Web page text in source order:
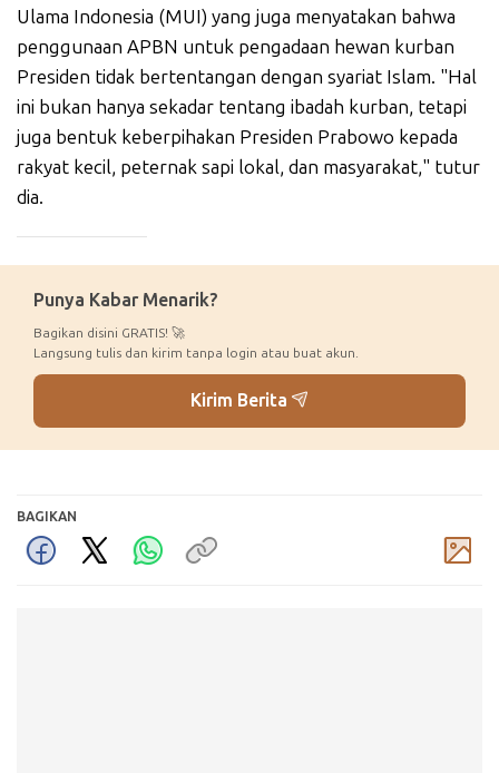
Ulama Indonesia (MUI) yang juga menyatakan bahwa
penggunaan APBN untuk pengadaan hewan kurban
Presiden tidak bertentangan dengan syariat Islam. "Hal
ini bukan hanya sekadar tentang ibadah kurban, tetapi
juga bentuk keberpihakan Presiden Prabowo kepada
rakyat kecil, peternak sapi lokal, dan masyarakat," tutur
dia.
Punya Kabar Menarik?
Bagikan disini GRATIS! 🚀
Langsung tulis dan kirim tanpa login atau buat akun.
Kirim Berita
BAGIKAN